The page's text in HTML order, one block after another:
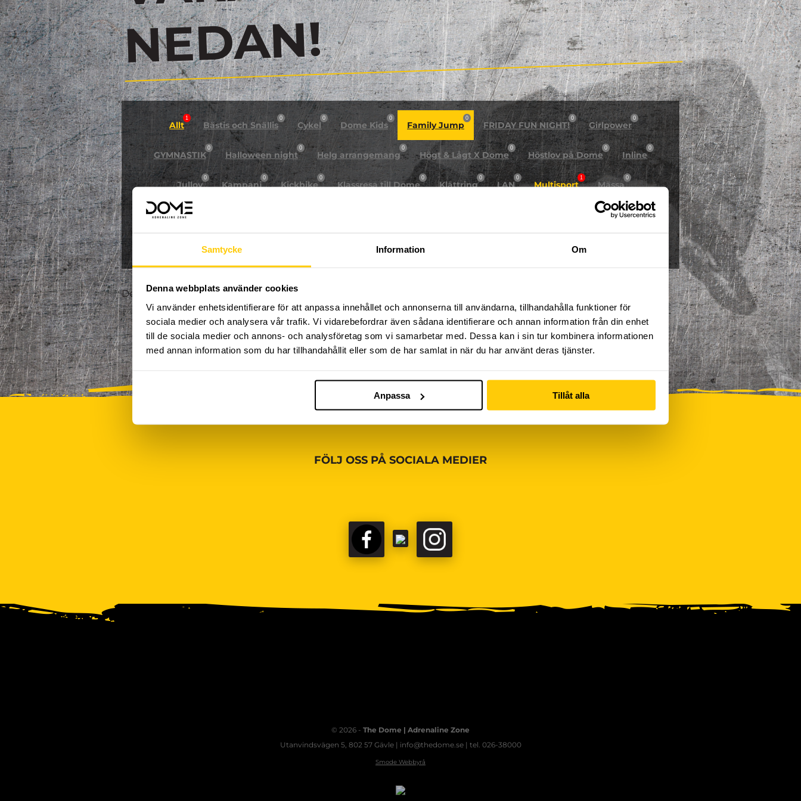
Samtycke Information Om
Denna webbplats använder cookies
Vi använder enhetsidentifierare för att anpassa innehållet och annonserna till användarna, tillhandahålla funktioner för
sociala medier och analysera vår trafik. Vi vidarebefordrar även sådana identifierare och annan information från din enhet
till de sociala medier och annons- och analysföretag som vi samarbetar med. Dessa kan i sin tur kombinera informationen
med annan information som du har tillhandahållit eller som de har samlat in när du har använt deras tjänster.
Anpassa Tillåt alla
N!
Allt
1
Bästis och Snällis
0
Cykel
0
Dome Kids
0
Family Jump
0
FRIDAY FUN NIGHT!
0
Girlpower
0
GYMNASTIK
0
Halloween night
0
Helg arrangemang
0
Högt & Lågt X Dome
0
Höstlov på Dome
0
Inline
0
Jullov
0
Kampanj
0
Kickbike
0
Klassresa till Dome
0
Klättring
0
LAN
0
Multisport
1
Mässa
0
NPF-Träning Skidor/Snowboard
0
Summercamp
Det finns tyvärr inte några aktiviteter ännu, vänligen kom tillbaka senare!
FÖLJ OSS PÅ SOCIALA MEDIER
FACEBOOKTIKTOK
© 2026 - The Dome | Adrenaline Zone
Utanvindsvägen 5, 802 57 Gävle | info@thedome.se | tel. 026-38000
Smode Webbyrå